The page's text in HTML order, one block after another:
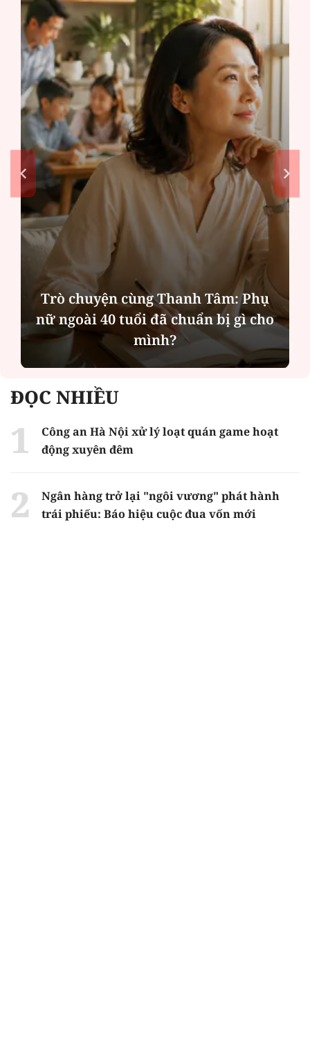
Tâm: Phụ
bị gì cho
Hà Nội thu hút bác sĩ về
tạo điều kiện để người
các dịch vụ y tế kỹ
ĐỌC NHIỀU
Công an Hà Nội xử lý loạt quán game hoạt
động xuyên đêm
Ngân hàng trở lại "ngôi vương" phát hành
trái phiếu: Báo hiệu cuộc đua vốn mới